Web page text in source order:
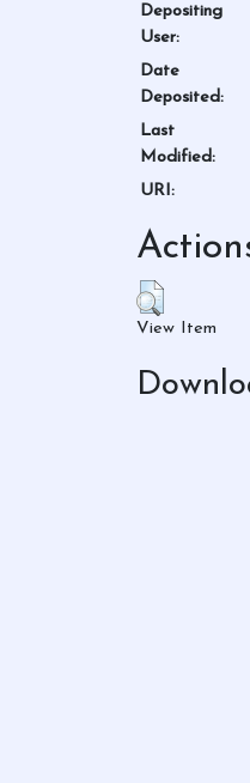
Depositing
User:
Date
Deposited:
Last
Modified:
URI:
View Item